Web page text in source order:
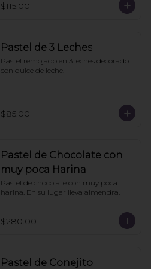
$115.00
Pastel de 3 Leches
Pastel remojado en 3 leches decorado
con dulce de leche.
$85.00
Pastel de Chocolate con
muy poca Harina
Pastel de chocolate con muy poca
harina. En su lugar lleva almendra.
$280.00
Pastel de Conejito